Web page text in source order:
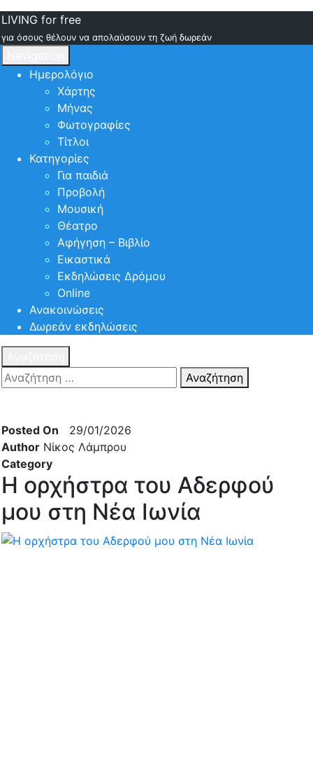
LIVING for free
για όσους θέλουν να απολαύσουν τη ζωή δωρεάν
Ημερολόγιο
Χάρτης
Μήνας
Φωτογραφίες
Τίτλοι
Κατηγορίες
Για παιδιά
Προβολή
Μουσική
Θέατρο
Αφήγηση – Βιβλίο
Εικαστικά
Εκδηλώσεις Δρόμου
Online
Ανακοινώσεις
Δωρεάν εκδηλώσεις
Αναζήτηση
Posted On
29/01/2026
Author Νίκος Λάμπρου
Category
Η ορχήστρα του Αδερφού
μου στη Νέα Ιωνία